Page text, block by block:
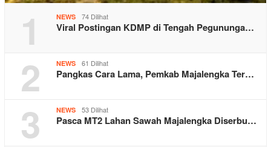
1 NEWS 74 Dilihat
Viral Postingan KDMP di Tengah Pegununga…
2 NEWS 61 Dilihat
Pangkas Cara Lama, Pemkab Majalengka Ter…
3 NEWS 53 Dilihat
Pasca MT2 Lahan Sawah Majalengka Diserbu…